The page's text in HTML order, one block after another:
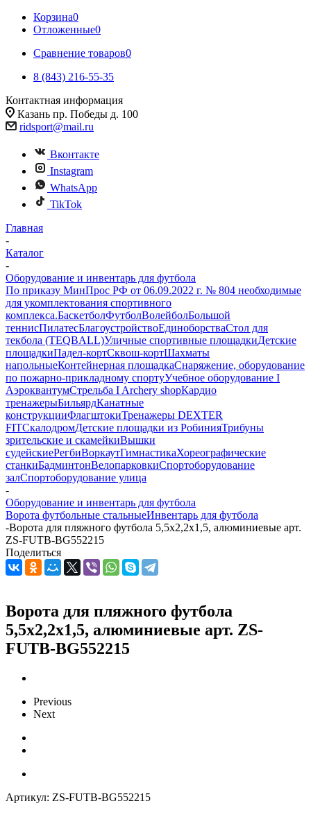
Корзина0
Отложенные0
Сравнение товаров0
8 (843) 216-55-35
Контактная информация
Казань пр. Победы д. 100
ridsport@mail.ru
Вконтакте
Instagram
WhatsApp
TikTok
Главная
-
Каталог
-
Оборудование и инвентарь для футбола
По приказу МинПрос РФ от 06.09.2022 г. № 804 необходимые
для укомплектования спортивного
комплекса.БаскетболФутболВолейболБольшой
теннисПилатесБлагоустройствоЕдиноборстваСтол для
текбола (TEQBALL)Уличные спортивные площадкиДетские
площадкиПадел-кортСквош-кортШахматы
напольныеКонтейнерная площадкаСнаряжение, оборудование
по пожарно-прикладному спортуУчебное оборудование I
АэроквантумСтрельба I Archery shopКардио
тренажерыБильярдКанатные
конструкцииФлагштокиТренажеры DEXTER
FITСкалодромДетские площадки из РобинияТрибуны
зрительские и скамейкиВышки
судейскиеРегбиВоркаутГимнастикаХореографические
станкиБадминтонВелопарковкиСпортоборудование
залСпортоборудование улица
-
Оборудование и инвентарь для футбола
Ворота футбольные стальныеИнвентарь для футбола
-Ворота для пляжного футбола 5,5х2,2х1,5, алюминиевые арт.
ZS-FUTB-BG552215
Поделиться
Ворота для пляжного футбола
5,5х2,2х1,5, алюминиевые арт. ZS-
FUTB-BG552215
Previous
Next
Артикул: ZS-FUTB-BG552215